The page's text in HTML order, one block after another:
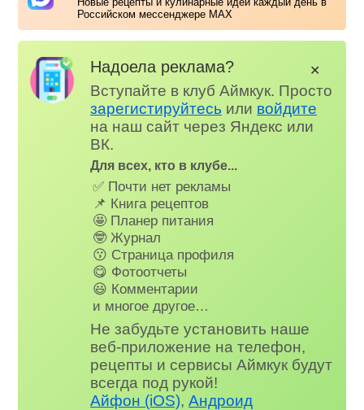
Российском мессенджере MAX
Надоела реклама?
Вступайте в клуб Аймкук. Просто
зарегистируйтесь или войдите
на наш сайт через Яндекс или
ВК.
Для всех, кто в клубе...
✅ Почти нет рекламы
📌 Книга рецептов
🤩 Планер питания
🤓 Журнал
😗 Страница профиля
😋 Фотоотчеты
😃 Комментарии
и многое другое…
Не забудьте установить наше
веб-приложение на телефон,
рецепты и сервисы Аймкук будут
всегда под рукой!
Айфон (iOS),Андроид
✕